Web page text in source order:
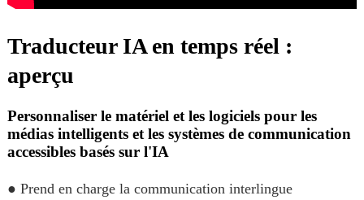
Traducteur IA en temps réel :
aperçu
Personnaliser le matériel et les logiciels pour les
médias intelligents et les systèmes de communication
accessibles basés sur l'IA
● Prend en charge la communication interlingue